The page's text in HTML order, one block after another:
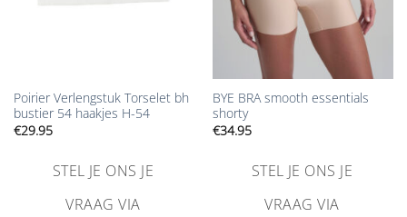
Poirier Verlengstuk Torselet bh
bustier 54 haakjes H-54
€29.95
STEL JE ONS JE
VRAAG VIA
BYE BRA smooth essentials
shorty
€34.95
STEL JE ONS JE
VRAAG VIA